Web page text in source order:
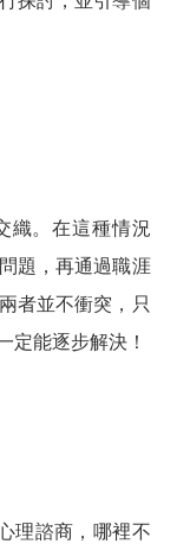
織。在這種情況
題，再通過職涯
者並不衝突，只
定能逐步解決！
理諮商，哪裡不